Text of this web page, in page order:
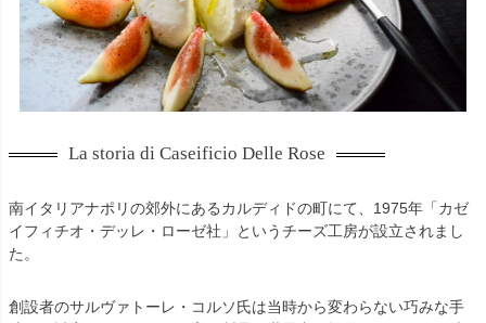
La storia di Caseificio Delle Rose
南イタリアナポリの郊外にあるカルディドの町にて、1975年「カゼ
イフィチオ・デッレ・ローゼ社」というチーズ工房が設立されまし
た。
創設者のサルヴァトーレ・コルソ氏は当時から変わらない巧みな手